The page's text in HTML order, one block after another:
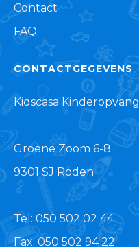
Contact
FAQ
CONTACTGEGEVENS
Kidscasa Kinderopvang
Groene Zoom 6-8
9301 SJ Roden
Tel: 050 502 02 44
Fax: 050 502 94 22